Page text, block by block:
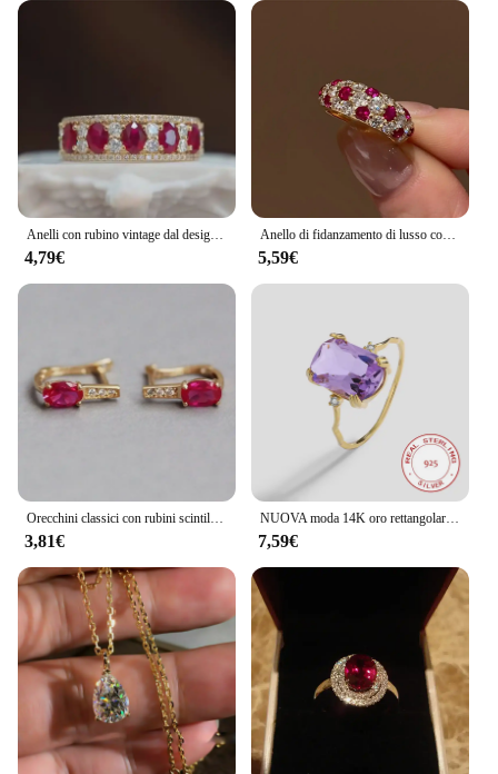
Anelli con rubino vintage dal design classico per le donne Squisita pietra preziosa rossa intarsiata con diamanti Anello di fidanzamento Regalo di gioielli da sposa
4,79€
Anello di fidanzamento di lusso con rubino brillante Anello in argento 925 con diamanti intarsiati Cerchio completo Anelli rossi per le donne Moda Nuovo in gioielleria raffinata
5,59€
Orecchini classici con rubini scintillanti rossi piccoli e squisiti per le donne moda orecchini con diamanti a fila singola Charms gioielli per banchetti
3,81€
NUOVA moda 14K oro rettangolare ametista pieno di diamanti coppia anello per le donne sterling S925 argento fidanzamento regalo nuziale gioielli
7,59€